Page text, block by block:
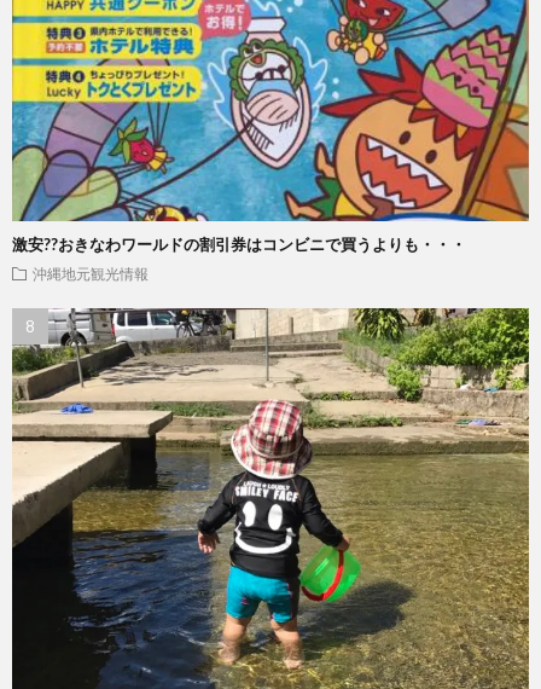
激安??おきなわワールドの割引券はコンビニで買うよりも・・・
沖縄地元観光情報